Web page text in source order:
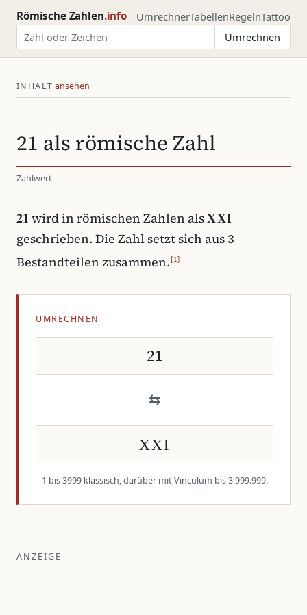
Römische Zahlen.info UmrechnerTabellenRegelnTattoo
Zahl oder römisches Zeichen
Umrechnen
INHALT
21 als römische Zahl
Zahlwert
21 wird in römischen Zahlen alsXXI
geschrieben. Die Zahl setzt sich aus 3
Bestandteilen zusammen. [1]
UMRECHNEN
⇆
1 bis 3999 klassisch, darüber mit Vinculum bis 3.999.999.
ANZEIGE